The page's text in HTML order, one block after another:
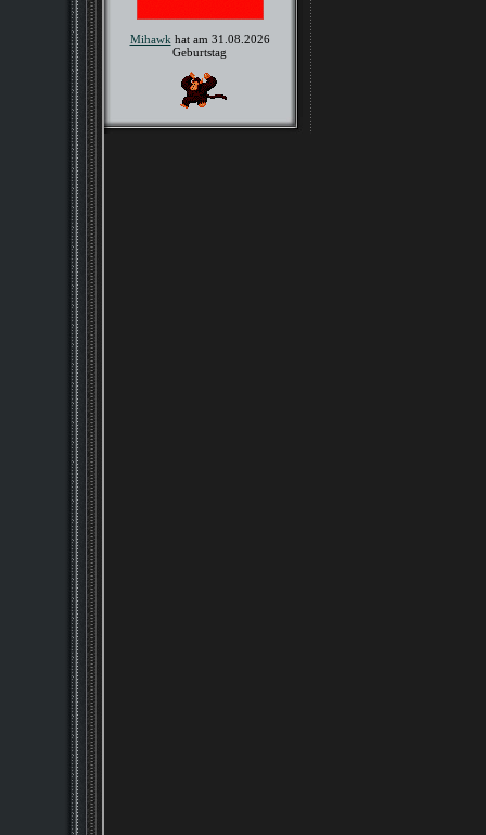
Mihawk hat am 31.08.2026
Geburtstag